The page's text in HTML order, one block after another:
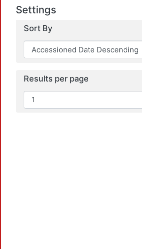
Settings
Sort By
Results per page